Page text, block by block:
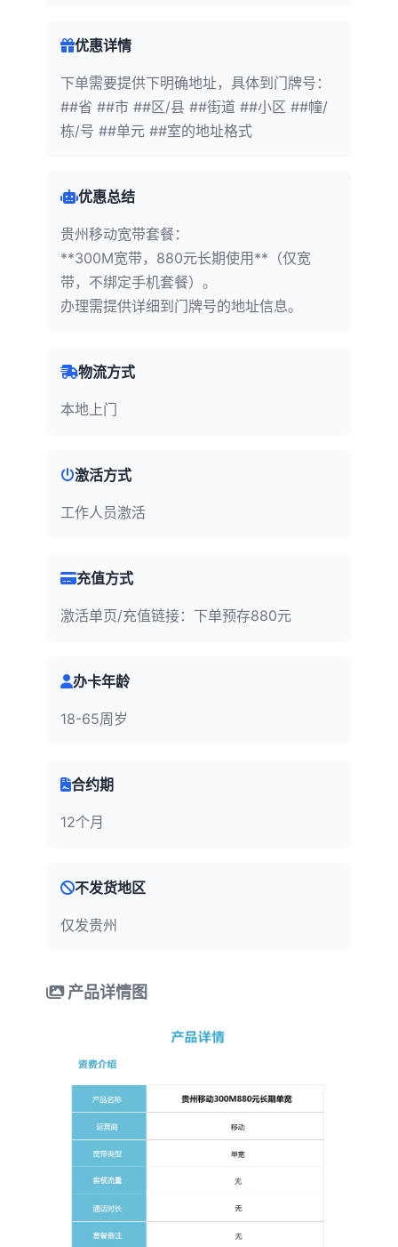
优惠详情
下单需要提供下明确地址，具体到门牌号：
##省 ##市 ##区/县 ##街道 ##小区 ##幢/
栋/号 ##单元 ##室的地址格式
优惠总结
贵州移动宽带套餐：
**300M宽带，880元长期使用**（仅宽
带，不绑定手机套餐）。
办理需提供详细到门牌号的地址信息。
物流方式
本地上门
激活方式
工作人员激活
充值方式
激活单页/充值链接：下单预存880元
办卡年龄
18-65周岁
合约期
12个月
不发货地区
仅发贵州
产品详情图